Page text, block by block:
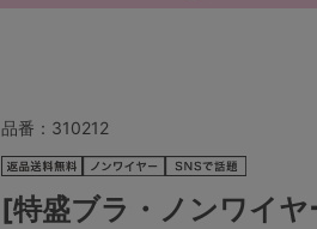
セールアイテムから探す
セールアイテム
品番： 310212
[特盛ブラ・ノンワイ